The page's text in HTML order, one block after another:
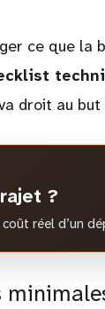
ce que
droit au but
?
réel d’un